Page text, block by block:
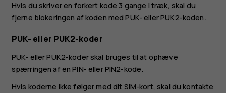
Hvis du skriver en forkert kode 3 gange i træk, skal du
fjerne blokeringen af koden med PUK- eller PUK2-koden.
PUK- eller PUK2-koder
PUK- eller PUK2-koder skal bruges til at ophæve
spærringen af en PIN- eller PIN2-kode.
Hvis koderne ikke følger med dit SIM-kort, skal du kontakte